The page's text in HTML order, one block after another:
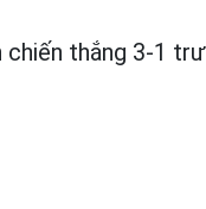
thắng 3-1